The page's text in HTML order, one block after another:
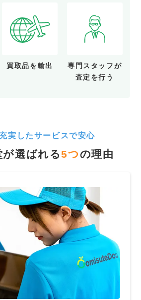
買取品を輸出
専門スタッフが
査定を行う
実したサービスで安心
が選ばれる5つの理由